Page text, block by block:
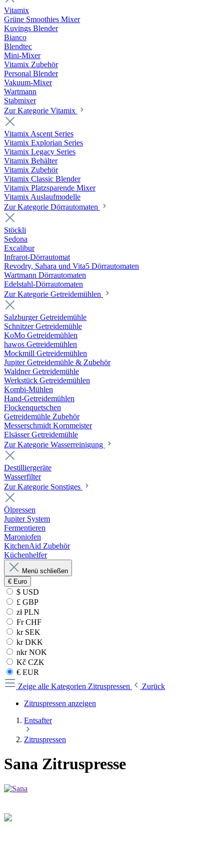
Vitamix
Grüne Smoothies Mixer
Kuvings Blender
Bianco
Blendtec
Mini-Mixer
Vitamix Zubehör
Personal Blender
Vakuum-Mixer
Wartmann
Stabmixer
Zur Kategorie Vitamix
Vitamix Ascent Series
Vitamix Explorian Series
Vitamix Legacy Series
Vitamix Behälter
Vitamix Zubehör
Vitamix Classic Blender
Vitamix Platzsparende Mixer
Vitamix Auslaufmodelle
Zur Kategorie Dörrautomaten
Stöckli
Sedona
Excalibur
Infrarot-Dörrautomat
Revodry, Sahara und Vita5 Dörrautomaten
Wartmann Dörrautomaten
Edelstahl-Dörrautomaten
Zur Kategorie Getreidemühlen
Salzburger Getreidemühle
Schnitzer Getreidemühle
KoMo Getreidemühlen
hawos Getreidemühlen
Mockmill Getreidemühlen
Jupiter Getreidemühle & Zubehör
Waldner Getreidemühle
Werkstück Getreidemühlen
Kombi-Mühlen
Hand-Getreidemühlen
Flockenquetschen
Getreidemühle Zubehör
Messerschmidt Kornmeister
Elsässer Getreidemühle
Zur Kategorie Wasserreinigung
Destilliergeräte
Wasserfilter
Zur Kategorie Sonstiges
Ölpressen
Jupiter System
Fermentieren
Maroniofen
KitchenAid Zubehör
Küchenhelfer
Menü schließen
€ Euro
$ USD
£ GBP
zł PLN
Fr CHF
kr SEK
kr DKK
nkr NOK
Kč CZK
€ EUR
Zeige alle Kategorien Zitruspressen
Zurück
Zitruspressen anzeigen
Entsafter
Zitruspressen
Sana Zitruspresse